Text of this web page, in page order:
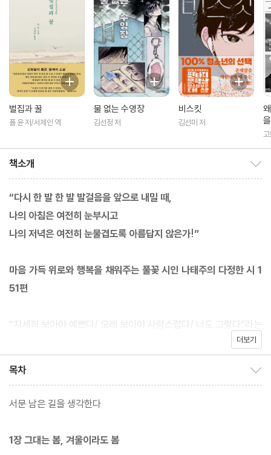
벌집과 꿀
폴 윤 저/서제인 역
물 없는 수영장
김선정 저
비스킷
김선미 저
책소개
“다시 한 발 한 발 발걸음을 앞으로 내밀 때,
나의 아침은 여전히 눈부시고
나의 저녁은 여전히 눈물겹도록 아름답지 않은가!”
마음 가득 위로와 행복을 채워주는 풀꽃 시인 나태주의 다정한 시 1
51편
“자세히 보아야 예쁘다/ 오래 보아야 사랑스럽다/ 너도 그렇다”라는
시구(詩句)로 사람들의 마음을 어루만져주며 ‘풀꽃 시인’이라는 이
나, 스산한 가을의 한복판에서 시인은 평범한 일상을 묵묵히 살아내
며 “아무래도 봄이 다시 오려나 보다”라고 노래한다. 스러져가는 모
초인지 꽃인지 알 수 없는 풀꽃처럼 자신의 경계를 조금씩 넓혀가는
더보기
목차
서문 남은 길을 생각한다
1장 그대는 봄, 겨울이라도 봄